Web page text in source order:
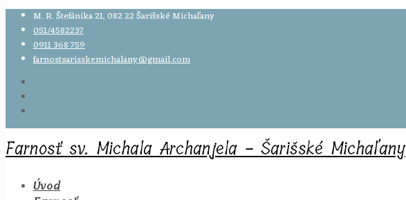
M. R. Štefánika 21, 082 22 Šarišské Michaľany
051/4582237
0911 368 759
farnostsarisskemichalany@gmail.com
Farnosť sv. Michala Archanjela - Šarišské Michaľany
Úvod